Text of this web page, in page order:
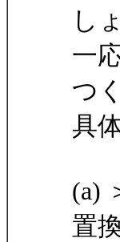
し
一
つ
具
(a)
置